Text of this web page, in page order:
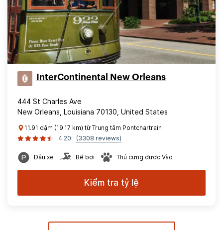
InterContinental New Orleans
444 St Charles Ave
New Orleans, Louisiana 70130, United States
11.91 dặm (19.17 km) từ Trung tâm Pontchartrain
4.20
(3308 reviews)
Đậu xe Bể bơi Thú cưng được Vào
Kiểm tra tỷ lệ